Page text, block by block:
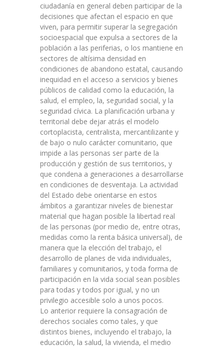
ciudadanía en general deben participar de la
decisiones que afectan el espacio en que
viven, para permitir superar la segregación
socioespacial que expulsa a sectores de la
población a las periferias, o los mantiene en
sectores de altísima densidad en
condiciones de abandono estatal, causando
inequidad en el acceso a servicios y bienes
públicos de calidad como la educación, la
salud, el empleo, la, seguridad social, y la
seguridad cívica. La planificación urbana y
territorial debe dejar atrás el modelo
cortoplacista, centralista, mercantilizante y
de bajo o nulo carácter comunitario, que
impide a las personas ser parte de la
producción y gestión de sus territorios, y
que condena a generaciones a desarrollarse
en condiciones de desventaja. La actividad
del Estado debe orientarse en estos
ámbitos a garantizar niveles de bienestar
material que hagan posible la libertad real
de las personas (por medio de, entre otras,
medidas como la renta básica universal), de
manera que la elección del trabajo, el
desarrollo de planes de vida individuales,
familiares y comunitarios, y toda forma de
participación en la vida social sean posibles
para todas y todos por igual, y no un
privilegio accesible solo a unos pocos.
Lo anterior requiere la consagración de
derechos sociales como tales, y que
distintos bienes, incluyendo el trabajo, la
educación, la salud, la vivienda, el medio